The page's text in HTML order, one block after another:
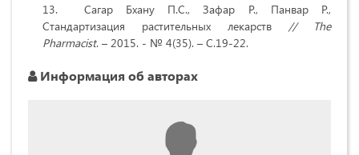
Сагар Бхану П.С., Зафар Р., Панвар Р.,
Стандартизация растительных лекарств // The
Pharmacist. – 2015. - № 4(35). – С.19-22.
Информация об авторах